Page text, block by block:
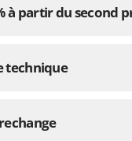
pour poussins
tracteur
de protection des
à partir du second
technique